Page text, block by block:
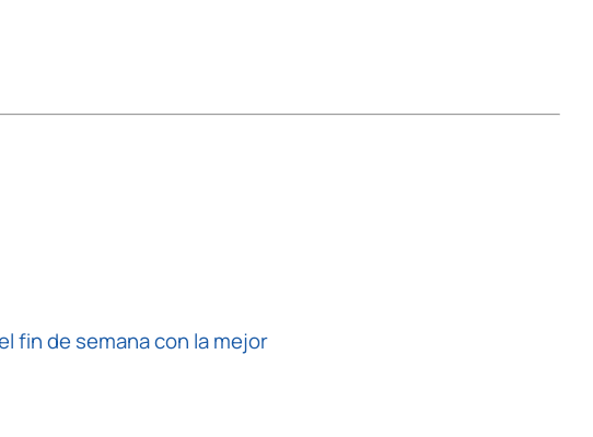
fin de semana con la mejor